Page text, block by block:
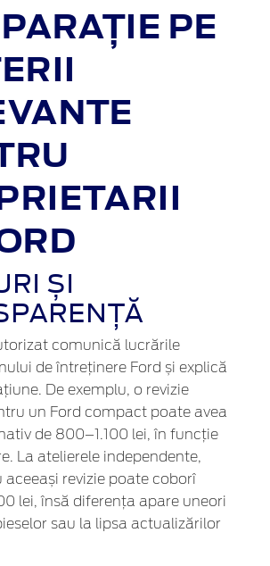
PE
ȘI
comunică lucrările
de întreținere Ford și explică
De exemplu, o revizie
un Ford compact poate avea
de 800–1.100 lei, în funcție
La atelierele independente,
aceeași revizie poate coborî
lei, însă diferența apare uneori
sau la lipsa actualizărilor